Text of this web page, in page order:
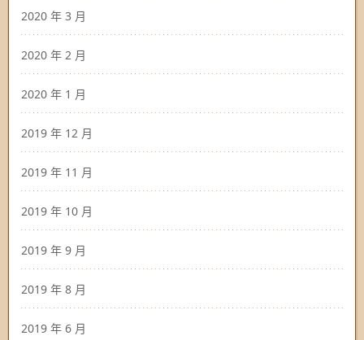
2020 年 3 月
2020 年 2 月
2020 年 1 月
2019 年 12 月
2019 年 11 月
2019 年 10 月
2019 年 9 月
2019 年 8 月
2019 年 6 月